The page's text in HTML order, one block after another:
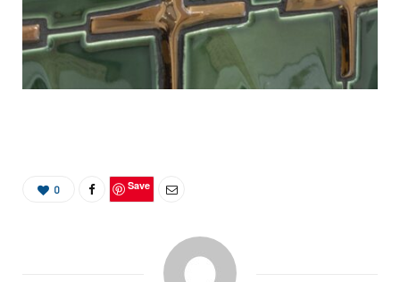
0 Save